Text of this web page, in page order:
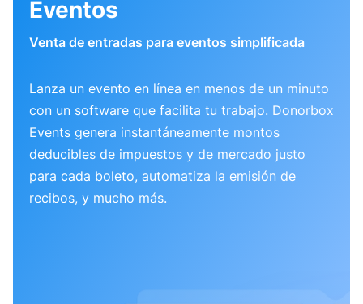
Eventos
Venta de entradas para eventos simplificada
Lanza un evento en línea en menos de un minuto
con un software que facilita tu trabajo. Donorbox
Events genera instantáneamente montos
deducibles de impuestos y de mercado justo
para cada boleto, automatiza la emisión de
recibos, y mucho más.